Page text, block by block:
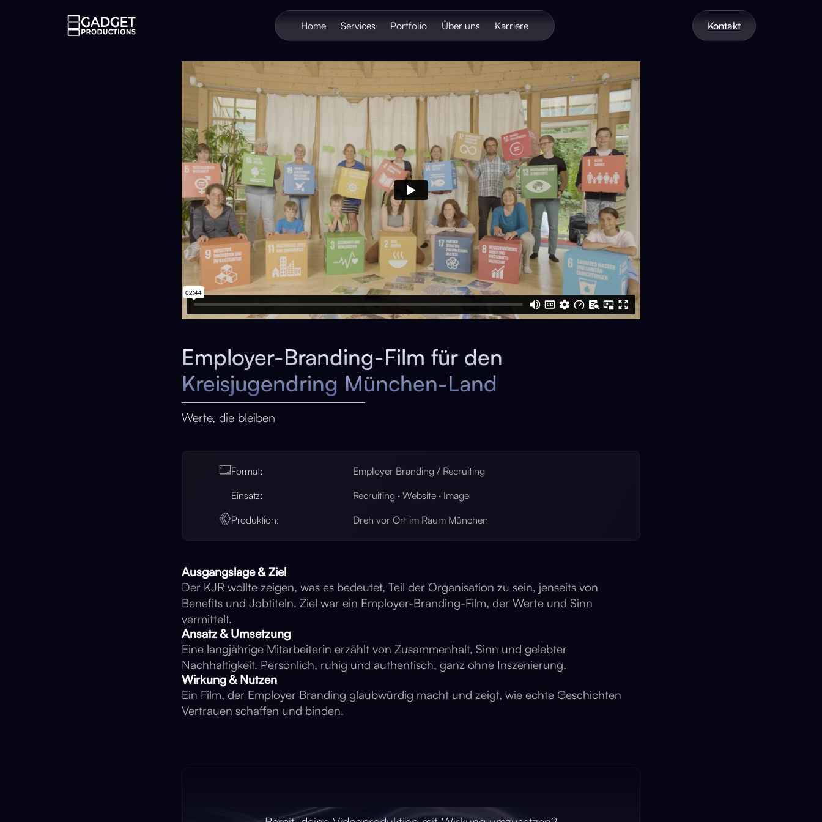
Home Services Portfolio Über uns Karriere Kontakt
Employer-Branding-Film für den
Kreisjugendring München-Land
Werte, die bleiben
Format:
Employer Branding / Recruiting
Einsatz:
Recruiting · Website · Image
Produktion:
Dreh vor Ort im Raum München
Ausgangslage & Ziel
Der KJR wollte zeigen, was es bedeutet, Teil der Organisation zu sein, jenseits von
Benefits und Jobtiteln. Ziel war ein Employer-Branding-Film, der Werte und Sinn
vermittelt.
Ansatz & Umsetzung
Eine langjährige Mitarbeiterin erzählt von Zusammenhalt, Sinn und gelebter
Nachhaltigkeit. Persönlich, ruhig und authentisch, ganz ohne Inszenierung.
Wirkung & Nutzen
Ein Film, der Employer Branding glaubwürdig macht und zeigt, wie echte Geschichten
Vertrauen schaffen und binden.